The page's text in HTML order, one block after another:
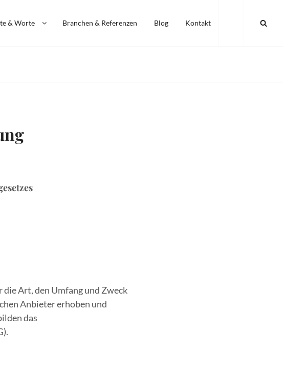
& Worte Branchen & Referenzen Blog Kontakt
Art, den Umfang und Zweck
Anbieter erhoben und
das